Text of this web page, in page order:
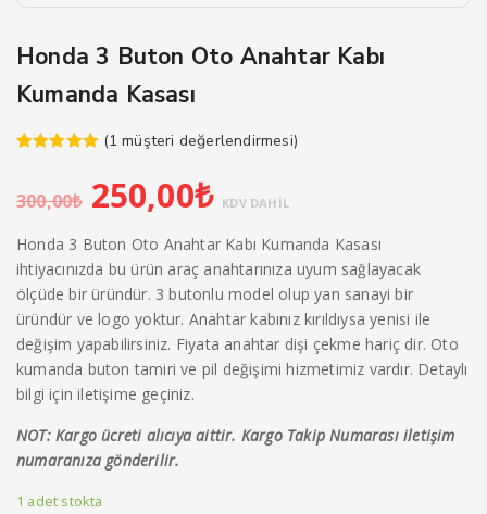
Honda 3 Buton Oto Anahtar Kabı
Kumanda Kasası
dayanarak 5
üzerinden
aldı
(1 müşteri değerlendirmesi)
300,00₺ Orijinal
fiyat:
300,00₺.
250,00₺Şu
andaki
fiyat:
250,00₺.
KDV DAHİL
Honda 3 Buton Oto Anahtar Kabı Kumanda Kasası
ihtiyacınızda bu ürün araç anahtarınıza uyum sağlayacak
ölçüde bir üründür. 3 butonlu model olup yan sanayi bir
üründür ve logo yoktur. Anahtar kabınız kırıldıysa yenisi ile
değişim yapabilirsiniz. Fiyata anahtar dişi çekme hariç dir. Oto
kumanda buton tamiri ve pil değişimi hizmetimiz vardır. Detaylı
bilgi için iletişime geçiniz.
NOT: Kargo ücreti alıcıya aittir. Kargo Takip Numarası iletişim
numaranıza gönderilir.
1 adet stokta